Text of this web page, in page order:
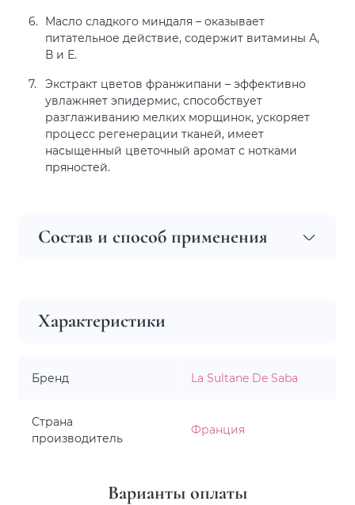
Масло сладкого миндаля – оказывает
питательное действие, содержит витамины А,
В и Е.
Экстракт цветов франжипани – эффективно
увлажняет эпидермис, способствует
разглаживанию мелких морщинок, ускоряет
процесс регенерации тканей, имеет
насыщенный цветочный аромат с нотками
пряностей.
Состав и способ применения
Характеристики
Бренд La Sultane De Saba
Страна
производитель
Франция
Варианты оплаты